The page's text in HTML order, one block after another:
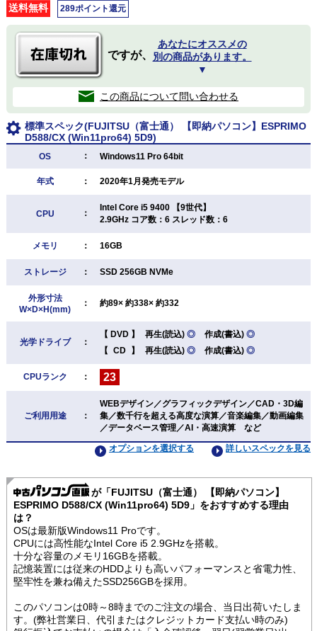
送料無料 289ポイント還元
ですが、
あなたにオススメの
別の商品があります。
▼
この商品について問い合わせる
標準スペック(FUJITSU（富士通） 【即納パソコン】ESPRIMO
D588/CX (Win11pro64) 5D9)
OS ： Windows11 Pro 64bit
年式 ： 2020年1月発売モデル
CPU ：
Intel Core i5 9400 【9世代】
2.9GHz コア数：6 スレッド数：6
メモリ ： 16GB
ストレージ ： SSD 256GB NVMe
外形寸法
W×D×H(mm)
： 約89× 約338× 約332
光学ドライブ ：
【 DVD 】 再生(読込) ◎ 作成(書込) ◎
【 CD 】 再生(読込) ◎ 作成(書込) ◎
CPUランク ： 23
ご利用用途 ：
WEBデザイン／グラフィックデザイン／CAD・3D編
集／数千行を超える高度な演算／音楽編集／動画編集
／データベース管理／AI・高速演算 など
詳しいスペックを見る
オプションを選択する
が「FUJITSU（富士通） 【即納パソコン】
ESPRIMO D588/CX (Win11pro64) 5D9」をおすすめする理由
は？
OSは最新版Windows11 Proです。
CPUには高性能なIntel Core i5 2.9GHzを搭載。
十分な容量のメモリ16GBを搭載。
記憶装置には従来のHDDよりも高いパフォーマンスと省電力性、
堅牢性を兼ね備えたSSD256GBを採用。
このパソコンは0時～8時までのご注文の場合、当日出荷いたしま
す。(弊社営業日、代引またはクレジットカード支払い時のみ)